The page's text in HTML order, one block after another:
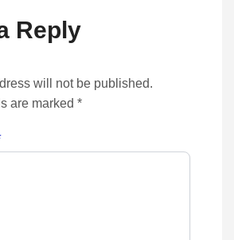
Reply
will not be published.
are marked *